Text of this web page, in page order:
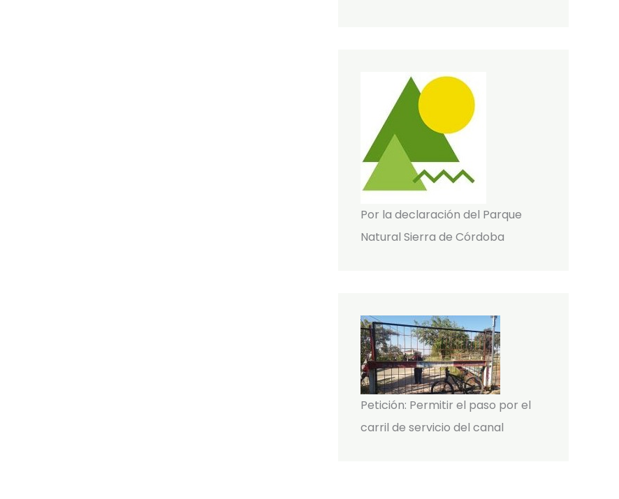
Por la declaración del Parque
Natural Sierra de Córdoba
Petición: Permitir el paso por el
carril de servicio del canal